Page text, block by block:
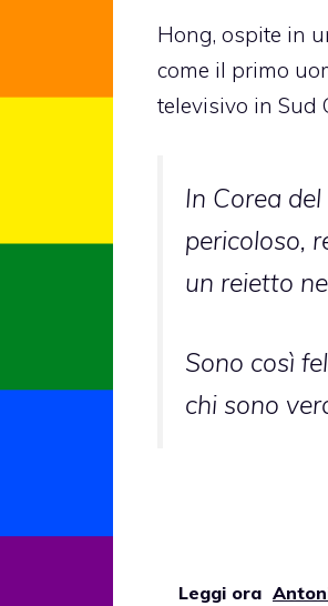
Hong, ospite in
come il primo
televisivo in Sud
In Corea
pericoloso,
un reietto
Sono così
chi sono
Leggi ora